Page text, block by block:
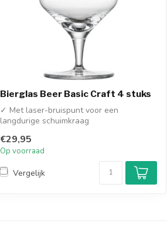
Bierglas Beer Basic Craft 4 stuks
✓ Met laser-bruispunt voor een
langdurige schuimkraag
€29,95
Op voorraad
Vergelijk